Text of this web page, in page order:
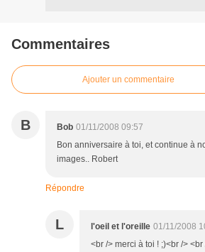
Commentaires
Ajouter un commentaire
B Bob 01/11/2008 09:57
Bon anniversaire à toi, et continue à
images.. Robert
Répondre
L l'oeil et l'oreille 01/11/2008
<br /> merci à toi ! ;)<br /> <br